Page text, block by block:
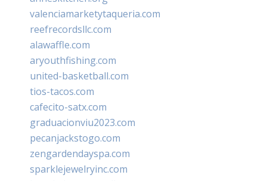
valenciamarketytaqueria.com
reefrecordsllc.com
alawaffle.com
aryouthfishing.com
united-basketball.com
tios-tacos.com
cafecito-satx.com
graduacionviu2023.com
pecanjackstogo.com
zengardendayspa.com
sparklejewelryinc.com